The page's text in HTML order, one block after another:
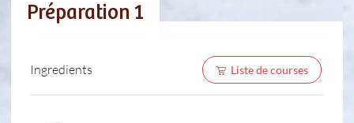
Préparation 1
Ingredients Liste de courses